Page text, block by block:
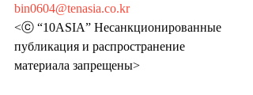
bin0604@tenasia.co.kr
<ⓒ “10ASIA” Несанкционированные
публикация и распространение
материала запрещены>